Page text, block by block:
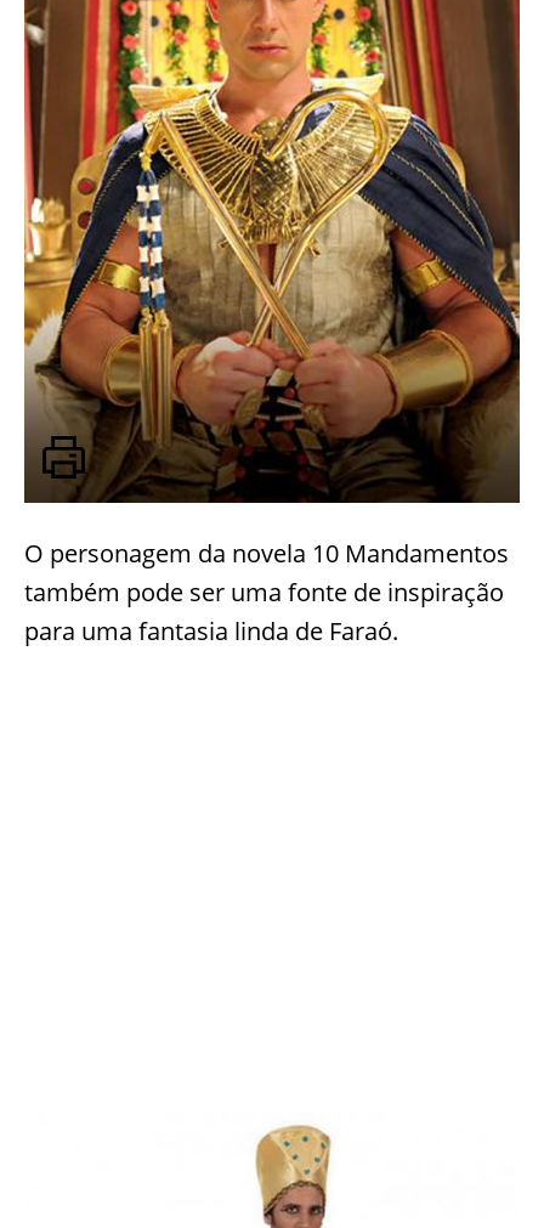
O personagem da novela 10 Mandamentos
também pode ser uma fonte de inspiração
para uma fantasia linda de Faraó.